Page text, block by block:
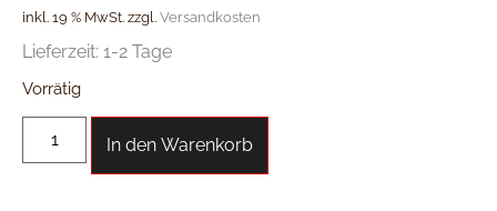
inkl. 19 % MwSt. zzgl. Versandkosten
Lieferzeit: 1-2 Tage
Vorrätig
In den Warenkorb